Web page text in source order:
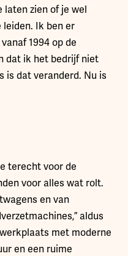
laten zien of je wel
Ik ben er
1994 op de
dat ik het bedrijf niet
is dat veranderd. Nu is
terecht voor de
voor alles wat rolt.
en van
aldus
met moderne
en een ruime